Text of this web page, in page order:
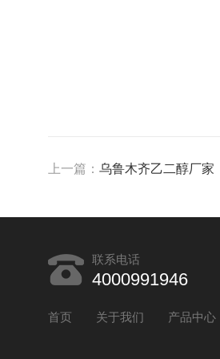
上一篇： 乌鲁木齐乙二醇厂家
联系电话
4000991946
首页 关于我们 产品中心